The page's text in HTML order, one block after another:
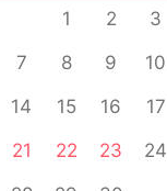
1 2 3
7 8 9 10
14 15 16 17
21 22 23 24